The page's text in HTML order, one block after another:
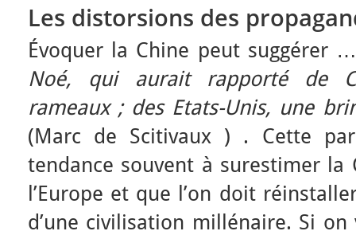
Les distorsions des
Évoquer la Chine peut
Noé, qui aurait rapporté de
rameaux ; des Etats-Unis, une
(Marc de Scitivaux ) . Cette
tendance souvent à surestimer la
l’Europe et que l’on doit
d’une civilisation millénaire. Si